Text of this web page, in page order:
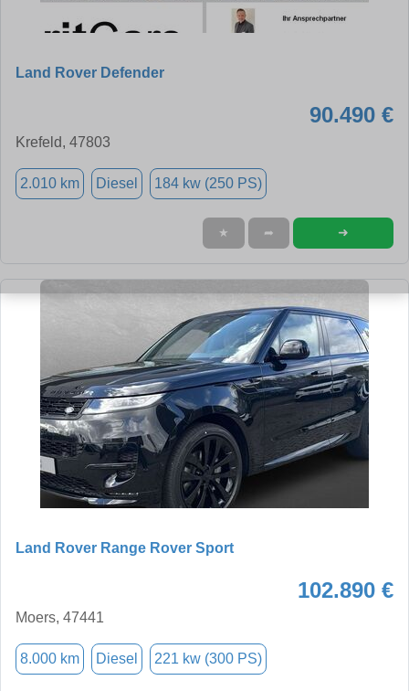
Land Rover Defender
90.490 €
Krefeld, 47803
2.010 km Diesel 184 kw (250 PS)
★ ➦ ➜
Land Rover Range Rover Sport
102.890 €
Moers, 47441
8.000 km Diesel 221 kw (300 PS)